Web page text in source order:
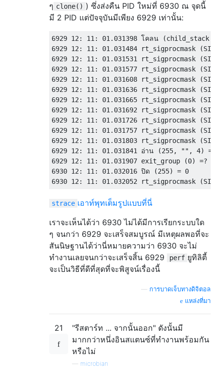
ๆ clone() ) ซึ่งส่งคืน PID ใหม่ที่ 6930 ณ จุดนี้
มี 2 PID แต่ปัจจุบันมีเพียง 6929 เท่านั้น:
6929 12: 11: 01.031398 โคลน (child_stack =
6929 12: 11: 01.031484 rt_sigprocmask
6929 12: 11: 01.031531 rt_sigprocmask
6929 12: 11: 01.031577 rt_sigprocmask
6929 12: 11: 01.031608 rt_sigprocmask
6929 12: 11: 01.031636 rt_sigprocmask
6929 12: 11: 01.031665 rt_sigprocmask
6929 12: 11: 01.031692 rt_sigprocmask
6929 12: 11: 01.031726 rt_sigprocmask
6929 12: 11: 01.031757 rt_sigprocmask
6929 12: 11: 01.031803 rt_sigprocmask
6929 12: 11: 01.031841 อ่าน (255, "", 4) =
6929 12: 11: 01.031907 exit_group (0) =?
6930 12: 11: 01.032016 ปิด (255) = 0
strace เอาท์พุทเต็มรูปแบบที่นี่
เราจะเห็นได้ว่า 6930 ไม่ได้มีการเรียกระบบใด
ๆ จนกว่า 6929 จะเสร็จสมบูรณ์ มีเหตุผลพอที่จะ
สันนิษฐานได้ว่านี่หมายความว่า 6930 จะไม่
ทำงานเลยจนกว่าจะเสร็จสิ้น 6929
perf ยูทิลิตี้
จะเป็นวิธีที่ดีที่สุดที่จะพิสูจน์เรื่องนี้
การบาดเจ็บทางดิจิตอล
แหล่งที่มา
21
"รีสตาร์ท ... จากนั้นออก" ดังนั้นมี
มากกว่าหนึ่งอินสแตนซ์ที่ทำงานพร้อมกัน
หรือไม่
microbian